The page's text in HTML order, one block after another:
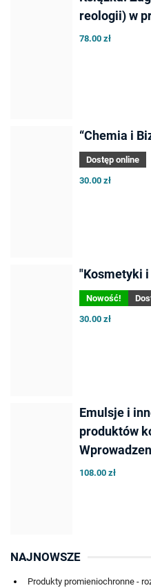
reologii) w
78.00 zł
“Chemia i
Dostęp online
30.00 zł
"Kosmetyki
Nowość!
30.00 zł
Emulsje i
produktów
108.00 zł
NAJNOWSZE
Produkty promieniochronne -